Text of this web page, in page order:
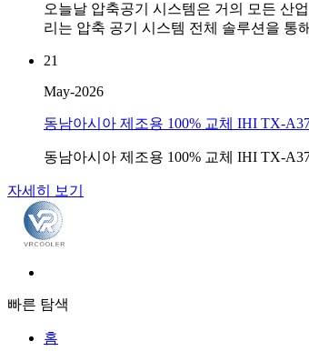
오늘날 압축공기 시스템은 거의 모든 산
리는 압축 공기 시스템 전체 솔루션을 통
21
May-2026
동남아시아 제조용 100% 교체 IHI TX-
동남아시아 제조용 100% 교체 IHI TX-
자세히 보기
빠른 탐색
홈